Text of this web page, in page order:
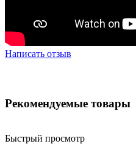
Написать отзыв
Рекомендуемые товары
Быстрый просмотр